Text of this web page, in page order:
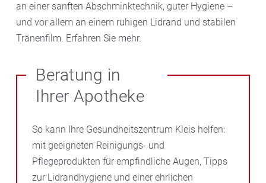
an einer sanften Abschminktechnik, guter Hygiene –
und vor allem an einem ruhigen Lidrand und stabilen
Tränenfilm. Erfahren Sie mehr.
Beratung in
Ihrer Apotheke
So kann Ihre Gesundheitszentrum Kleis helfen:
mit geeigneten Reinigungs- und
Pflegeprodukten für empfindliche Augen, Tipps
zur Lidrandhygiene und einer ehrlichen